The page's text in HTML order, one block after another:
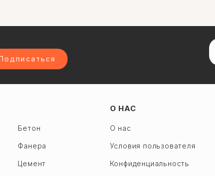
Бетон
Фанера
Цемент
О НАС
О нас
Условия пользователя
Конфиденциальность